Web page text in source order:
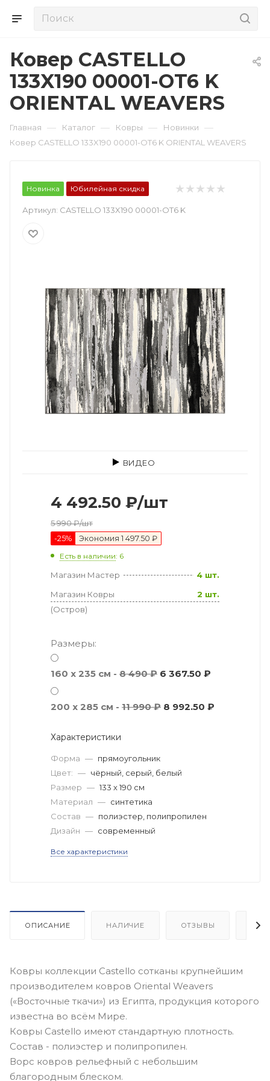
Ковер CASTELLO
133X190 00001-OT6 K
ORIENTAL WEAVERS
Главная — Каталог — Ковры — Новинки —
Ковер CASTELLO 133X190 00001-OT6 K ORIENTAL WEAVERS
Новинка Юбилейная скидка
Артикул: CASTELLO 133X190 00001-OT6 K
ВИДЕО
4 492.50 ₽/шт
5 990₽/шт
-25% Экономия 1 497.50 ₽
Есть в наличии: 6
Магазин Мастер
4 шт.
Магазин Ковры
(Остров)
2 шт.
Размеры:
160 x 235 см - 8 490 ₽ 6 367.50 ₽
200 x 285 см - 11 990 ₽ 8 992.50 ₽
Характеристики
Форма — прямоугольник
Цвет: — чёрный, серый, белый
Размер — 133 x 190 см
Материал — синтетика
Состав — полиэстер, полипропилен
Дизайн — современный
Все характеристики
ОПИСАНИЕ НАЛИЧИЕ ОТЗЫВЫ
Ковры коллекции Castello сотканы крупнейшим
производителем ковров Oriental Weavers
(«Восточные ткачи») из Египта, продукция которого
известна во всём Мире.
Ковры Castello имеют стандартную плотность.
Состав - полиэстер и полипропилен.
Ворс ковров рельефный с небольшим
благородным блеском.